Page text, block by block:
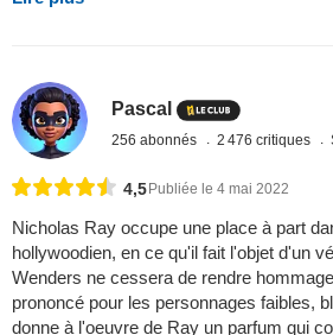
Pascal
256 abonnés 2 476 critiques
4,5Publiée le 4 mai 2022
Nicholas Ray occupe une place à part
hollywoodien, en ce qu'il fait l'objet d'un
Wenders ne cessera de rendre
prononcé pour les personnages faibles,
donne à l'oeuvre de Ray un parfum qui